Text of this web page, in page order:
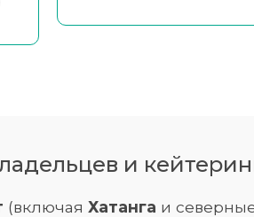
и
(включая Хатанга и